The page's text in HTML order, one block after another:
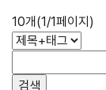
10개(1/1페이지)